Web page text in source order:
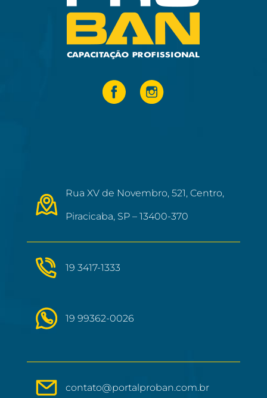
Rua XV de Novembro, 521, Centro,
Piracicaba, SP – 13400-370
19 3417-1333
19 99362-0026
contato@portalproban.com.br